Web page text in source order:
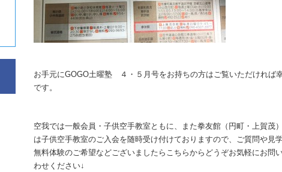
お手元にGOGO土曜塾 ４・５月号をお持ちの方はご覧いただければ
です。
空我では一般会員・子供空手教室ともに、また拳友館（円町・上賀茂
は子供空手教室のご入会を随時受け付けておりますので、ご質問や見学
無料体験のご希望などございましたらこちらからどうぞお気軽にお問
わせください↓